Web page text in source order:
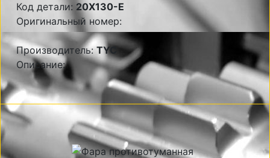
Код детали: 20X130-E
Оригинальный номер:
Производитель:TYC
Описание: